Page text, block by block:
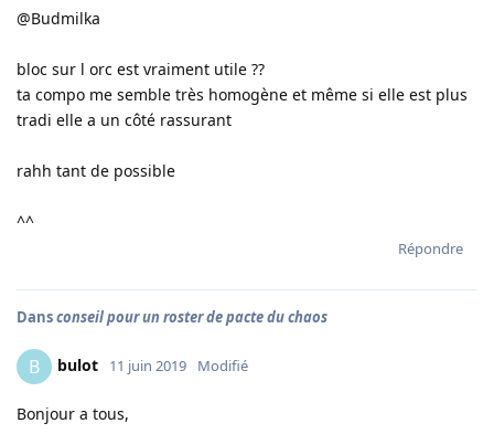
@Budmilka
bloc sur l orc est vraiment utile ??
ta compo me semble très homogène et même si elle est plus
tradi elle a un côté rassurant
rahh tant de possible
^^
Répondre
Dansconseil pour un roster de pacte du chaos
B bulot 11 juin 2019 Modifié
Bonjour a tous,